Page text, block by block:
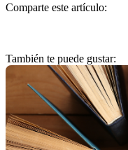
Comparte este artículo:
También te puede gustar: